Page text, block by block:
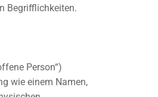
Begrifflichkeiten.
Person“)
wie einem Namen,